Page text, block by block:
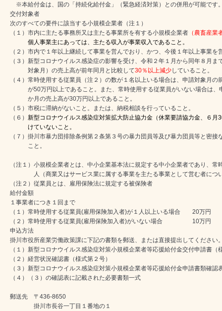
※本給付金は、国の「持続化給付金」（緊急経済対策）との併用が可能です
交付対象者
次のすべての要件に該当する小規模企業者（注１）
（１）市内に主たる事務所又は主たる事業所を有する小規模企業者 （農畜産業
個人事業主にあっては、主たる収入が事業収入であること。
（２）市内で１年以上継続して事業を営んでおり、かつ、今後１年以上事業を
（３）新型コロナウイルス感染症の影響を受け、令和２年１月から同年８月ま
対象月）の売上高が前年同月と比較して30％以上減少していること。
（４）常時使用する従業員（注２）の数が１名以上いる場合は、申請対象月の
が50万円以上であること。また、常時使用する従業員がいない場合は、
か月の売上高が30万円以上であること。
（５）市税に滞納がないこと。または、納税相談を行っていること。
（６） 新型コロナウイルス感染症対策拡大防止協力金（休業要請協力金 、６月
けていないこと。
（７）掛川市暴力団排除条例第２条第３号の暴力団員等及び暴力団員等と密接
こと。
（注１） 小規模企業者とは、中小企業基本法に規定する中小企業者であり、常
人（商業又はサービス業に属する事業を主たる事業として営む者につい
（注２）従業員とは、雇用保険法に規定する被保険者
給付金額
１事業者につき１回まで
（１）常時使用する従業員(雇用保険加入者)が１人以上いる場合 20万円
（２）常時使用する従業員(雇用保険加入者)がいない場合 10万円
申込方法
掛川市役所産業労働政策課に下記の書類を郵送、または直接提出してください
（１）新型コロナウイルス感染症対策小規模企業者等応援給付金交付申請書（
（２）経営状況確認書（様式第２号）
（３）新型コロナウイルス感染症対策小規模企業者等応援給付金申請書類確認
（４）（３）の確認表に記載された必要書類一式
郵送先 〒436-8650
掛川市長谷一丁目１番地の１